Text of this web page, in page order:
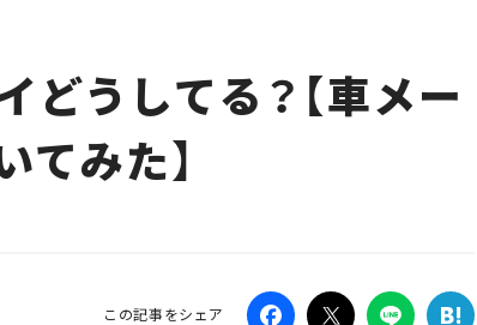
どうしてる？【車メー
てみた】
この記事をシェア
Traffic